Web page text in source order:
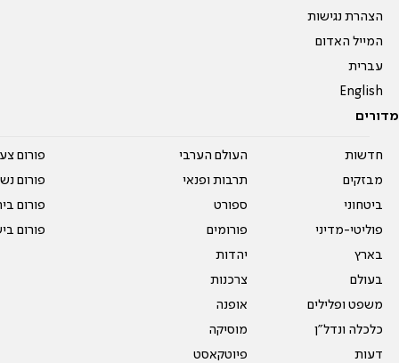
הצהרת נגישות
המייל האדום
עברית
English
מדורים
חדשות
מבזקים
ביטחוני
פוליטי-מדיני
בארץ
בעולם
משפט ופלילים
כלכלה ונדל"ן
דעות
העולם הערבי
תרבות ופנאי
ספורט
פורומים
יהדות
צרכנות
אופנה
מוסיקה
פיוטקאסט
פורום
פורום
פורום
פורום